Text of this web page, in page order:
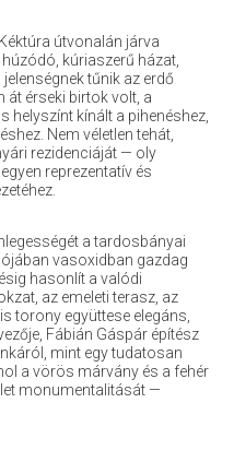
útvonalán járva
kúriaszerű házat,
tűnik az erdő
át érseki birtok volt, a
helyszínt kínált a pihenéshez,
Nem véletlen tehát,
rezidenciáját — oly
reprezentatív és
a tardosbányai
vasoxidban gazdag
hasonlít a valódi
az emeleti terasz, az
torony együttese elegáns,
Fábián Gáspár építész
mint egy tudatosan
a vörös márvány és a fehér
monumentalitását —